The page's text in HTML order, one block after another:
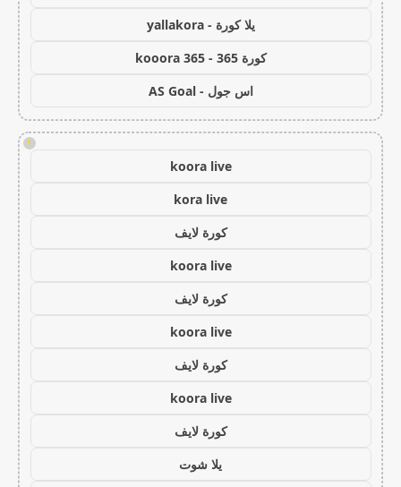
يلا كورة - yallakora
كورة 365 - kooora 365
اس جول - AS Goal
!
koora live
kora live
كورة لايف
koora live
كورة لايف
koora live
كورة لايف
koora live
كورة لايف
يلا شوت